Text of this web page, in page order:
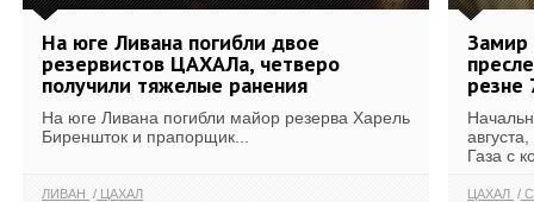
На юге Ливана погибли двое
резервистов ЦАХАЛа, четверо
получили тяжелые ранения
На юге Ливана погибли майор резерва Харель
Биреншток и прапорщик...
ЛИВАН ЦАХАЛ
Замир
резне
Газа с
ЦАХАЛ